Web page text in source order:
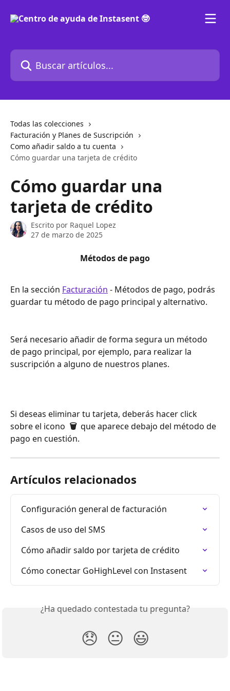
Buscar artículos...
Todas las colecciones
Facturación y Planes de Suscripción
Como añadir saldo a tu cuenta
Cómo guardar una tarjeta de crédito
Cómo guardar una
tarjeta de crédito
Escrito por Raquel Lopez
27 de marzo de 2025
Métodos de pago
En la sección Facturación - Métodos de pago, podrás
guardar tu método de pago principal y alternativo.
Será necesario añadir de forma segura un método
de pago principal, por ejemplo, para realizar la
suscripción a alguno de nuestros planes.
Si deseas eliminar tu tarjeta, deberás hacer click
sobre el icono 🗑
  que aparece debajo del método de
pago en cuestión.
Artículos relacionados
Configuración general de facturación
Casos de uso del SMS
Cómo añadir saldo por tarjeta de crédito
Cómo conectar GoHighLevel con Instasent
¿Ha quedado contestada tu pregunta?
😞 😐 😃